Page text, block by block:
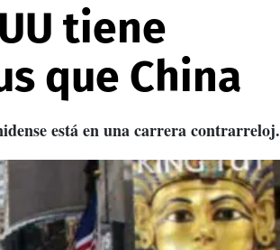
tiene
que China
está en una carrera contrarreloj.